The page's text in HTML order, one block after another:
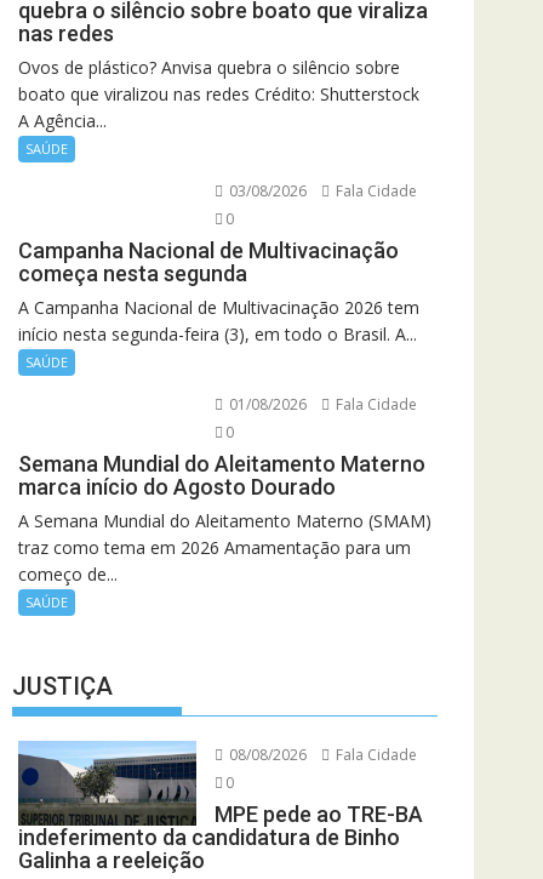
quebra o silêncio sobre boato que viraliza
nas redes
Ovos de plástico? Anvisa quebra o silêncio sobre
boato que viralizou nas redes Crédito: Shutterstock
A Agência...
SAÚDE
03/08/2026
Fala Cidade
0
Campanha Nacional de Multivacinação
começa nesta segunda
A Campanha Nacional de Multivacinação 2026 tem
início nesta segunda-feira (3), em todo o Brasil. A...
SAÚDE
01/08/2026
Fala Cidade
0
Semana Mundial do Aleitamento Materno
marca início do Agosto Dourado
A Semana Mundial do Aleitamento Materno (SMAM)
traz como tema em 2026 Amamentação para um
começo de...
SAÚDE
JUSTIÇA
08/08/2026
Fala Cidade
0
MPE pede ao TRE-BA
indeferimento da candidatura de Binho
Galinha a reeleição